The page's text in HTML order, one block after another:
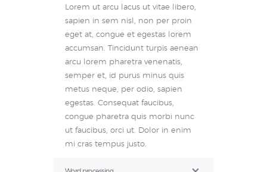
Lorem ut arcu lacus ut vitae libero,
sapien in sem nisl, non per proin
eget at, congue et egestas lorem
accumsan. Tincidunt turpis aenean
arcu lorem pharetra venenatis,
semper et, id purus minus quis
metus neque, per odio, sapien
egestas. Consequat faucibus,
congue pharetra quis morbi nunc
ut faucibus, orci ut. Dolor in enim
mi cras tempus justo.